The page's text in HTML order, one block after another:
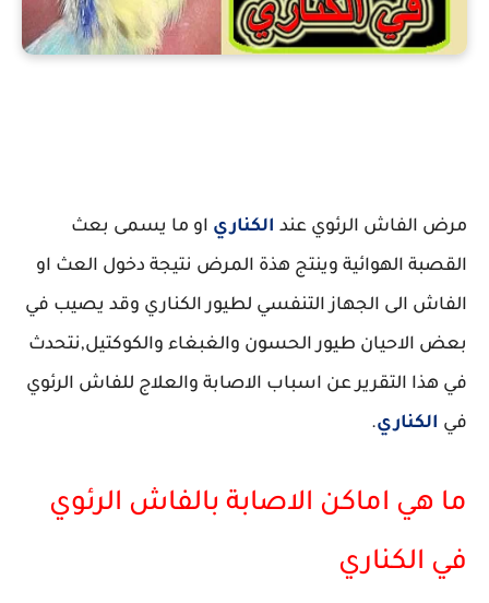
مرض الفاش الرئوي عند الكناري او ما يسمى بعث
القصبة الهوائية وينتج هذة المرض نتيجة دخول العث او
الفاش الى الجهاز التنفسي لطيور الكناري وقد يصيب في
بعض الاحيان طيور الحسون والغبغاء والكوكتيل,نتحدث
في هذا التقرير عن اسباب الاصابة والعلاج للفاش الرئوي
في الكناري.
ما هي اماكن الاصابة بالفاش الرئوي
في الكناري